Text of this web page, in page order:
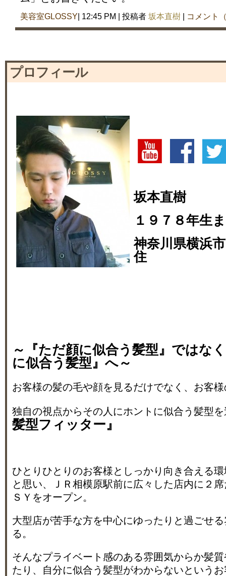
美容室GLOSSY| 12:45 PM | 投稿者 坂本直樹 | コメント
プロフィール
坂本直樹
１９７８年生
神奈川県横浜
住
～『ただ顔に似合う髪型』ではな
に似合う髪型』へ～
お客様の髪の毛や顔を見るだけでなく、お客
独自の視点からその人にホントに似合う髪型
髪型フィッター』
ひとりひとりのお客様としっかり向き合える
と思い、ＪＲ相模原駅前に広々した店内に２
ＳＹをオープン。
大型店が苦手な方を中心にゆったりと過ごせ
る。
そんなプライベート感のある雰囲気からか髪
たり、自分に似合う髪型がわからないという